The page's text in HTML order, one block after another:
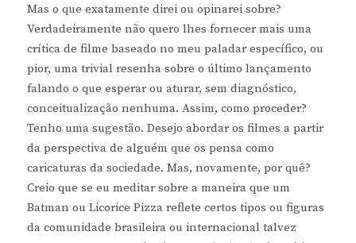
Mas o que exatamente direi ou opinarei sobre?
Verdadeiramente não quero lhes fornecer mais uma
crítica de filme baseado no meu paladar específico, ou
pior, uma trivial resenha sobre o último lançamento
falando o que esperar ou aturar, sem diagnóstico,
conceitualização nenhuma. Assim, como proceder?
Tenho uma sugestão. Desejo abordar os filmes a partir
da perspectiva de alguém que os pensa como
caricaturas da sociedade. Mas, novamente, por quê?
Creio que se eu meditar sobre a maneira que um
Batman ou Licorice Pizza reflete certos tipos ou figuras
da comunidade brasileira ou internacional talvez